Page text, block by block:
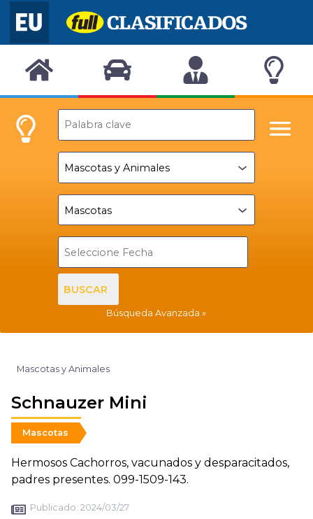
BUSCAR
Búsqueda Avanzada
Mascotas y Animales
Schnauzer Mini
Mascotas
Hermosos Cachorros, vacunados y desparacitados,
padres presentes. 099-1509-143.
Publicado: 2024/03/27